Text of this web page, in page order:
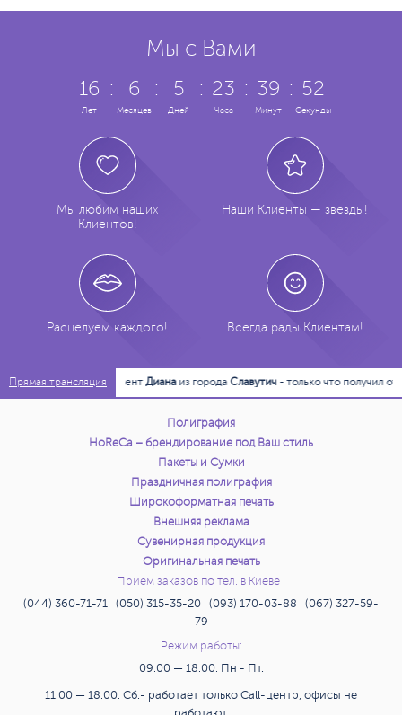
Мы с Вами
16
Лет
: 6
Месяцев
: 5
Дней
: 23
Часа
: 39
Минут
: 52
Секунды
Мы любим наших
Клиентов!
Наши Клиенты — звезды!
Расцелуем каждого! Всегда рады Клиентам!
Прямая трансляция
23:17:35 КлиентДианаиз городаСлавутич- только что получил от
Полиграфия
HoReCa – брендирование под Ваш стиль
Пакеты и Сумки
Праздничная полиграфия
Широкоформатная печать
Внешняя реклама
Сувенирная продукция
Оригинальная печать
Прием заказов по тел. в Киеве :
(044) 360-71-71 (050) 315-35-20 (093) 170-03-88 (067) 327-59-
79
Режим работы:
09:00 — 18:00: Пн - Пт.
11:00 — 18:00: Сб.- работает только Call-центр, офисы не